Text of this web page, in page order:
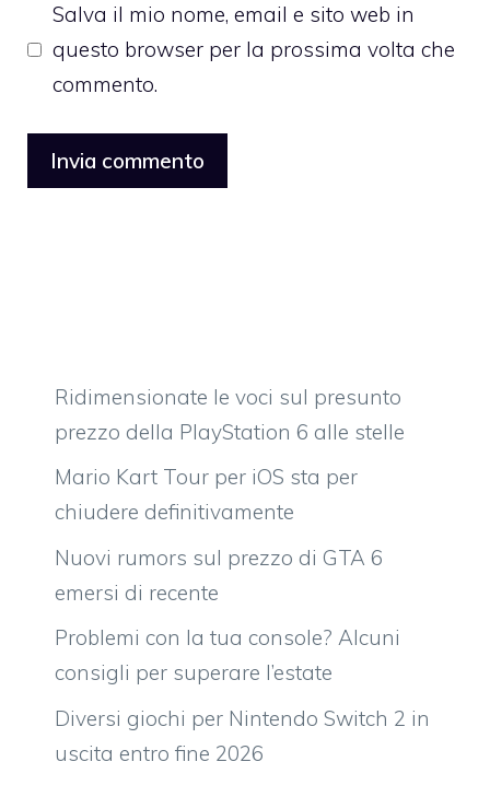
Salva il mio nome, email e sito web in
questo browser per la prossima volta che
commento.
Ridimensionate le voci sul presunto
prezzo della PlayStation 6 alle stelle
Mario Kart Tour per iOS sta per
chiudere definitivamente
Nuovi rumors sul prezzo di GTA 6
emersi di recente
Problemi con la tua console? Alcuni
consigli per superare l’estate
Diversi giochi per Nintendo Switch 2 in
uscita entro fine 2026